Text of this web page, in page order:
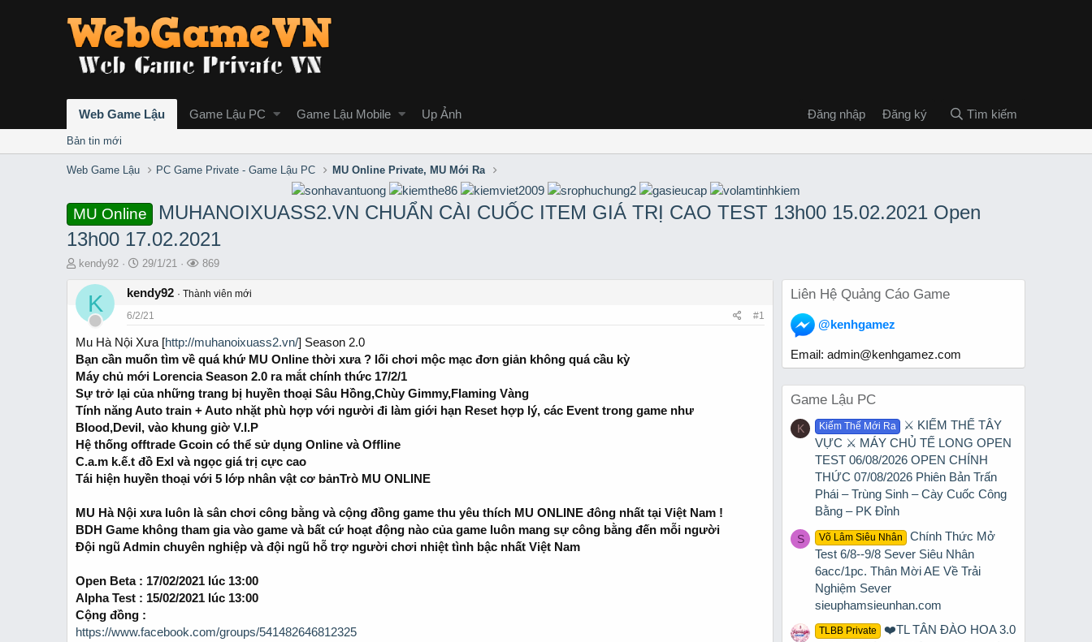
Web Game Lậu Game Lậu PC Game Lậu Mobile Up Ảnh Đăng nhập Đăng ký Tìm kiếm
Bản tin mới
Web Game Lậu PC Game Private - Game Lậu PC MU Online Private, MU Mới Ra
MU Online
MUHANOIXUASS2.VN CHUẨN CÀI CUỐC ITEM GIÁ TRỊ CAO TEST 13h00 15.02.2021 Open
13h00 17.02.2021
T
r
a
d
s
t
a
r
t
e
r
kendy92
S
a
t
d
a
t
e
29/1/21
L
ợ
m
869
K kendy92
Thành viên mới
6/2/21
#1
Mu Hà Nội Xưa [http://muhanoixuass2.vn/] Season 2.0
Bạn cần muốn tìm về quá khứ MU Online thời xưa ? lối chơi mộc mạc đơn giản không quá cầu kỳ
Máy chủ mới Lorencia Season 2.0 ra mắt chính thức 17/2/1
Sự trở lại của những trang bị huyền thoại Sâu Hồng,Chùy Gimmy,Flaming Vàng
Tính năng Auto train + Auto nhặt phù hợp với người đi làm giới hạn Reset hợp lý, các Event trong game như
Blood,Devil, vào khung giờ V.I.P
Hệ thống offtrade Gcoin có thể sử dụng Online và Offline
C.a.m k.ế.t đồ Exl và ngọc giá trị cực cao
Tái hiện huyền thoại với 5 lớp nhân vật cơ bảnTrò MU ONLINE
MU Hà Nội xưa luôn là sân chơi công bằng và cộng đồng game thu yêu thích MU ONLINE đông nhất tại Việt Nam !
BDH Game không tham gia vào game và bất cứ hoạt động nào của game luôn mang sự công bằng đến mỗi người
Đội ngũ Admin chuyên nghiệp và đội ngũ hỗ trợ người chơi nhiệt tình bậc nhất Việt Nam
Open Beta : 17/02/2021 lúc 13:00
Alpha Test : 15/02/2021 lúc 13:00
Cộng đồng :
https://www.facebook.com/groups/541482646812325
Liên Hệ Quảng Cáo Game
@kenhgamez
Email: admin@kenhgamez.com
Game Lậu PC
K Kiếm Thế Mới Ra
⚔️ KIẾM THẾ TÂY
VỰC ⚔️ MÁY CHỦ TẾ LONG OPEN
TEST 06/08/2026 OPEN CHÍNH
THỨC 07/08/2026 Phiên Bản Trấn
Phái – Trùng Sinh – Cày Cuốc Công
Bằng – PK Đỉnh
S Võ Lâm Siêu Nhân
Chính Thức Mở
Test 6/8--9/8 Sever Siêu Nhân
6acc/1pc. Thân Mời AE Về Trải
Nghiệm Sever
sieuphamsieunhan.com
TLBB Private
❤️TL TÂN ĐÀO HOA 3.0